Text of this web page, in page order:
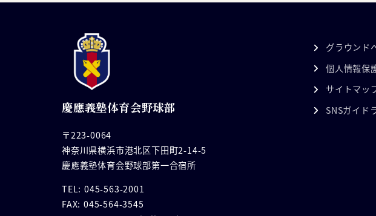
慶應義塾体育会野球部
〒223-0064
神奈川県横浜市港北区下田町2-14-5
慶應義塾体育会野球部第一合宿所
TEL: 045-563-2001
FAX: 045-564-3545
グラウンド
個人情報保
サイトマッ
SNSガイド